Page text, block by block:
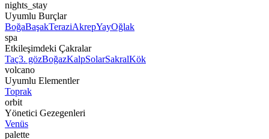
nights_stay
Uyumlu Burçlar
BoğaBaşakTeraziAkrepYayOğlak
spa
Etkileşimdeki Çakralar
Taç3. gözBoğazKalpSolarSakralKök
volcano
Uyumlu Elementler
Toprak
orbit
Yönetici Gezegenleri
Venüs
palette